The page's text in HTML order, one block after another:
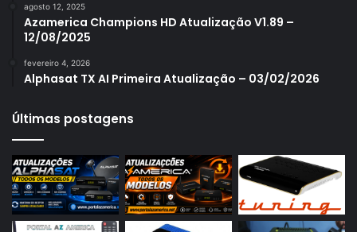
Azamerica S1007 New
Azamerica S1007 Plus
Azamerica S1009
Azamerica S2005
Azamerica S2010
Azamerica S2015
Azamerica S922
agosto 12, 2025
Azamerica Champions HD Atualização V1.89 –
12/08/2025
fevereiro 4, 2026
Alphasat TX AI Primeira Atualização – 03/02/2026
Últimas postagens